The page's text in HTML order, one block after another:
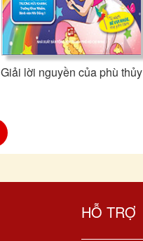
Giải lời nguyền của phù thủy
HỖ TRỢ